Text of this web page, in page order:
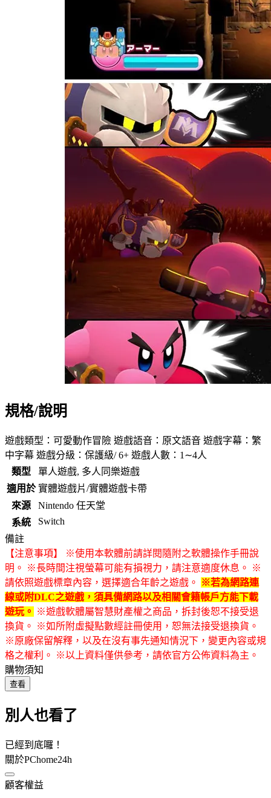
規格/說明
遊戲類型：可愛動作冒險 遊戲語音：原文語音 遊戲字幕：繁
中字幕 遊戲分級：保護級/ 6+ 遊戲人數：1∼4人
類型
單人遊戲, 多人同樂遊戲
適用於 實體遊戲片/實體遊戲卡帶
來源
Nintendo 任天堂
系統
Switch
備註
【注意事項】 ※使用本軟體前請詳閱隨附之軟體操作手冊說
明。 ※長時間注視螢幕可能有損視力，請注意適度休息。 ※
請依照遊戲標章內容，選擇適合年齡之遊戲。
※若為網路連
線或附DLC之遊戲，須具備網路以及相關會籍帳戶方能下載
遊玩。
※遊戲軟體屬智慧財產權之商品，拆封後恕不接受退
換貨。 ※如所附虛擬點數經註冊使用，恕無法接受退換貨。
※原廠保留解釋，以及在沒有事先通知情況下，變更內容或規
格之權利。 ※以上資料僅供參考，請依官方公佈資料為主。
購物須知
查看
別人也看了
已經到底囉！
關於PChome24h
顧客權益